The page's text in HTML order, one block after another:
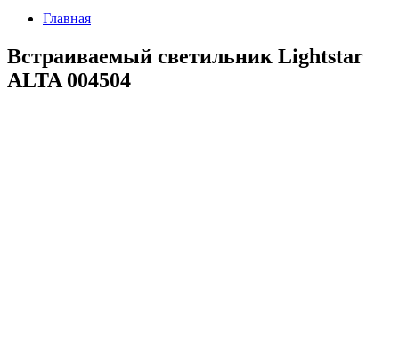
Главная
Встраиваемый светильник Lightstar
ALTA 004504